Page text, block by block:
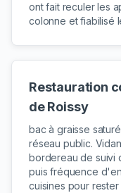
ont fait reculer les
colonne et fiabilisé
Restauration
de Roissy
bac à graisse
réseau public.
bordereau de suivi
puis fréquence
cuisines pour